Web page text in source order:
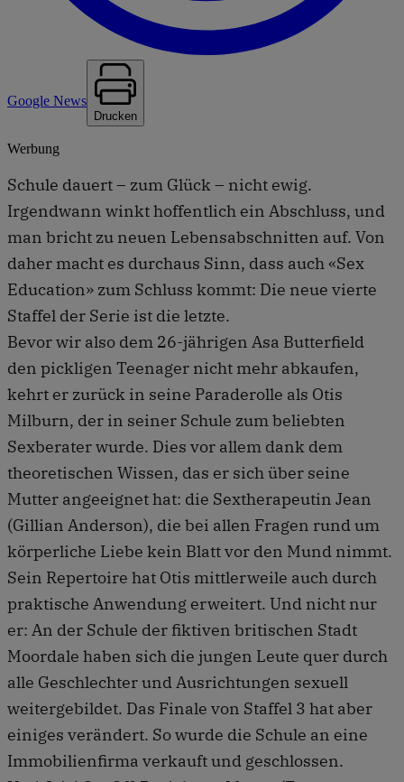
Google News
Drucken
Werbung
Schule dauert – zum Glück – nicht ewig.
Irgendwann winkt hoffentlich ein Abschluss, und
man bricht zu neuen Lebensabschnitten auf. Von
daher macht es durchaus Sinn, dass auch «Sex
Education» zum Schluss kommt: Die neue vierte
Staffel der Serie ist die letzte.
Bevor wir also dem 26-jährigen Asa Butterfield
den pickligen Teenager nicht mehr abkaufen,
kehrt er zurück in seine Paraderolle als Otis
Milburn, der in seiner Schule zum beliebten
Sexberater wurde. Dies vor allem dank dem
theoretischen Wissen, das er sich über seine
Mutter angeeignet hat: die Sextherapeutin Jean
(Gillian Anderson), die bei allen Fragen rund um
körperliche Liebe kein Blatt vor den Mund nimmt.
Sein Repertoire hat Otis mittlerweile auch durch
praktische Anwendung erweitert. Und nicht nur
er: An der Schule der fiktiven britischen Stadt
Moordale haben sich die jungen Leute quer durch
alle Geschlechter und Ausrichtungen sexuell
weitergebildet. Das Finale von Staffel 3 hat aber
einiges verändert. So wurde die Schule an eine
Immobilienfirma verkauft und geschlossen.